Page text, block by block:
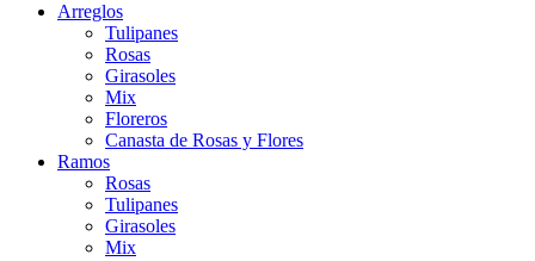
Arreglos
Tulipanes
Rosas
Girasoles
Mix
Floreros
Canasta de Rosas y Flores
Ramos
Rosas
Tulipanes
Girasoles
Mix